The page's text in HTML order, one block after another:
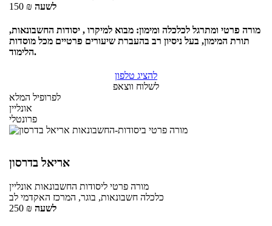
150 ₪ לשעה
מורה פרטי ומתרגל לכלכלה ומימון: מבוא למיקרו , יסודות החשבונאות,
תורת המימון, בעל ניסיון רב בהעברת שיעורים פרטיים מכל מוסדות
הלימוד.
להציג טלפון
לשלוח ווצאפ
לפרופיל המלא
אונליין
פרונטלי
אריאל בדרסון
מורה פרטי ליסודות החשבונאות אונליין
כלכלה חשבונאות, בוגר, המרכז האקדמי לב
250 ₪ לשעה